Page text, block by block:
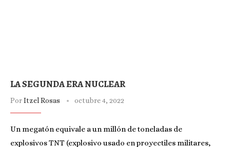
LA SEGUNDA ERA NUCLEAR
PorItzel Rosas octubre 4, 2022
Un megatón equivale a un millón de toneladas de
explosivos TNT (explosivo usado en proyectiles militares,